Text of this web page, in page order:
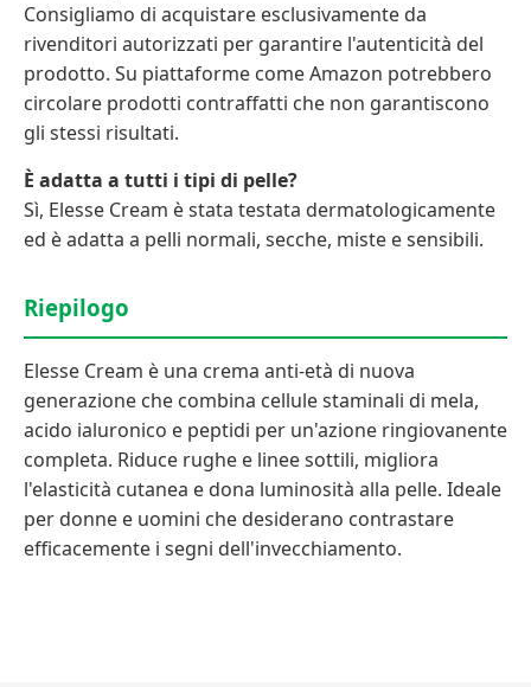
Consigliamo di acquistare esclusivamente da
rivenditori autorizzati per garantire l'autenticità del
prodotto. Su piattaforme come Amazon potrebbero
circolare prodotti contraffatti che non garantiscono
gli stessi risultati.
È adatta a tutti i tipi di pelle?
Sì, Elesse Cream è stata testata dermatologicamente
ed è adatta a pelli normali, secche, miste e sensibili.
Riepilogo
Elesse Cream è una crema anti-età di nuova
generazione che combina cellule staminali di mela,
acido ialuronico e peptidi per un'azione ringiovanente
completa. Riduce rughe e linee sottili, migliora
l'elasticità cutanea e dona luminosità alla pelle. Ideale
per donne e uomini che desiderano contrastare
efficacemente i segni dell'invecchiamento.